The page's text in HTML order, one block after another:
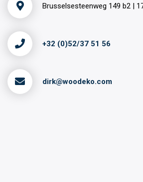
Brusselsesteenweg 149 b2 |
+32 (0)52/37 51 56
dirk@woodeko.com